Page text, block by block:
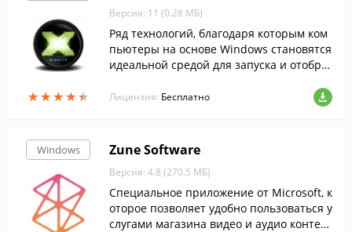
★★★★★
★★★★★
Версия: 11 (0.28 МБ)
Ряд технологий, благодаря которым ком
пьютеры на основе Windows становятся
идеальной средой для запуска и отобра
и мультимедиа....
Лицензия: Бесплатно
Windows Zune Software
Версия: 4.8 (270.5 МБ)
Специальное приложение от Microsoft, к
оторое позволяет удобно пользоваться у
слугами магазина видео и аудио контен